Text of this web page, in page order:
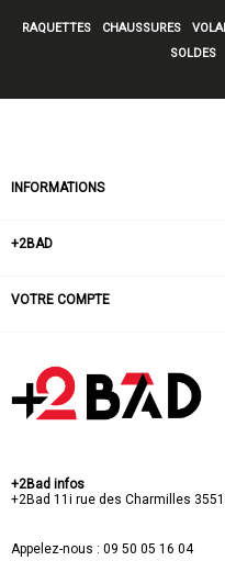
RAQUETTES CHAUSSURES
SOLDES
INFORMATIONS
+2BAD
VOTRE COMPTE
+2Bad infos
+2Bad 11i rue des Charmilles
Appelez-nous : 09 50 05 16 04